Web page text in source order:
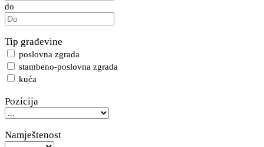
do
Tip građevine
poslovna zgrada
stambeno-poslovna zgrada
kuća
Pozicija
Namještenost